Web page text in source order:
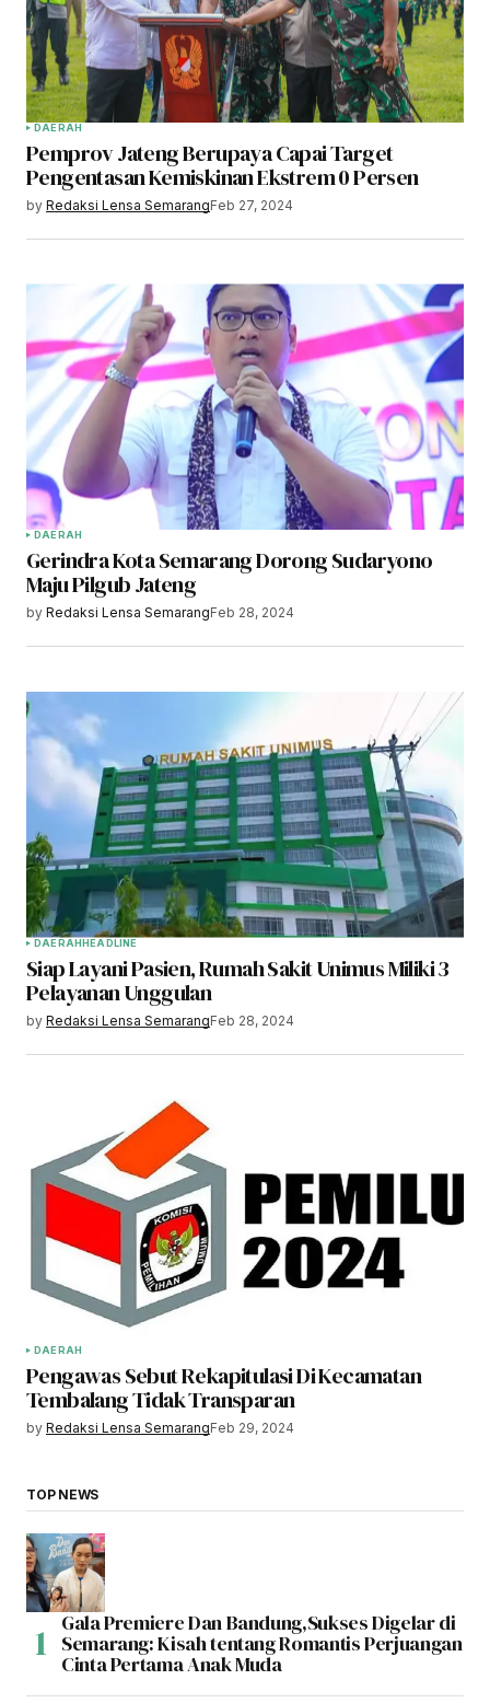
DAERAH
Pemprov Jateng Berupaya Capai Target
Pengentasan Kemiskinan Ekstrem 0 Persen
by Redaksi Lensa SemarangFeb 27, 2024
DAERAH
Gerindra Kota Semarang Dorong Sudaryono
Maju Pilgub Jateng
by Redaksi Lensa SemarangFeb 28, 2024
DAERAHHEADLINE
Siap Layani Pasien, Rumah Sakit Unimus Miliki 3
Pelayanan Unggulan
by Redaksi Lensa SemarangFeb 28, 2024
DAERAH
Pengawas Sebut Rekapitulasi Di Kecamatan
Tembalang Tidak Transparan
by Redaksi Lensa SemarangFeb 29, 2024
TOP NEWS
Gala Premiere Dan Bandung,Sukses Digelar di
Semarang: Kisah tentang Romantis Perjuangan
Cinta Pertama Anak Muda